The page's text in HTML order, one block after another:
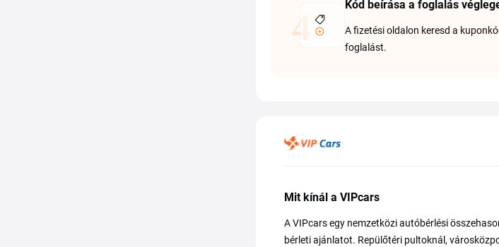
Kód beírása a foglalás
A fizetési oldalon keresd a
foglalást.
Mit kínál a VIPcars
A VIPcars egy nemzetközi autóbérlési
bérleti ajánlatot. Repülőtéri pultoknál,